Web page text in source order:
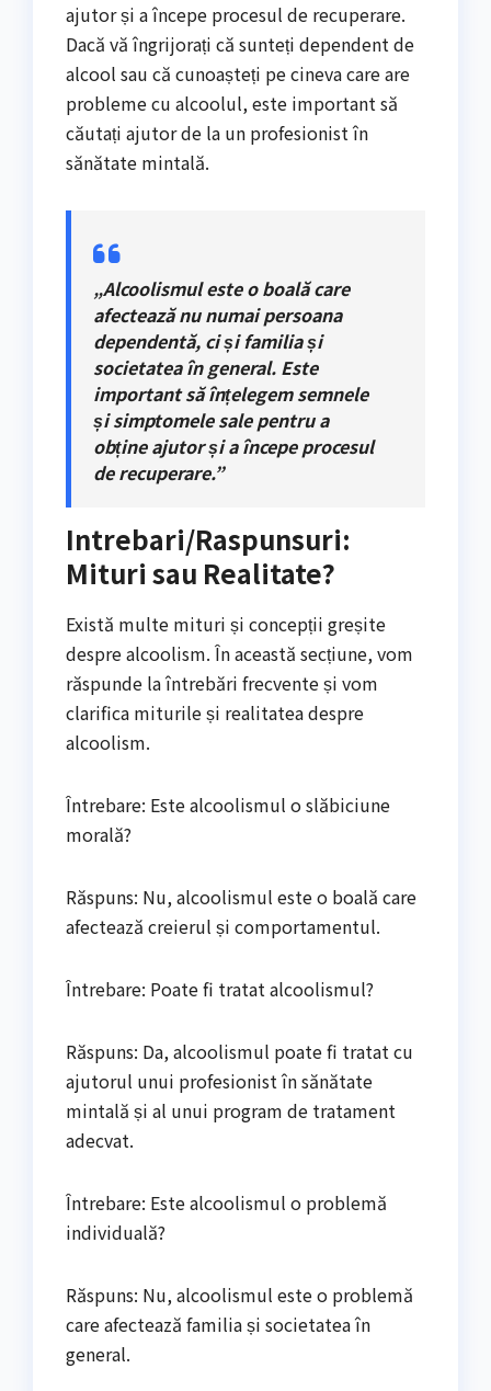
ajutor și a începe procesul de recuperare.
Dacă vă îngrijorați că sunteți dependent de
alcool sau că cunoașteți pe cineva care are
probleme cu alcoolul, este important să
căutați ajutor de la un profesionist în
sănătate mintală.
„Alcoolismul este o boală care
afectează nu numai persoana
dependentă, ci și familia și
societatea în general. Este
important să înțelegem semnele
și simptomele sale pentru a
obține ajutor și a începe procesul
de recuperare.”
Intrebari/Raspunsuri:
Mituri sau Realitate?
Există multe mituri și concepții greșite
despre alcoolism. În această secțiune, vom
răspunde la întrebări frecvente și vom
clarifica miturile și realitatea despre
alcoolism.
Întrebare: Este alcoolismul o slăbiciune
morală?
Răspuns: Nu, alcoolismul este o boală care
afectează creierul și comportamentul.
Întrebare: Poate fi tratat alcoolismul?
Răspuns: Da, alcoolismul poate fi tratat cu
ajutorul unui profesionist în sănătate
mintală și al unui program de tratament
adecvat.
Întrebare: Este alcoolismul o problemă
individuală?
Răspuns: Nu, alcoolismul este o problemă
care afectează familia și societatea în
general.